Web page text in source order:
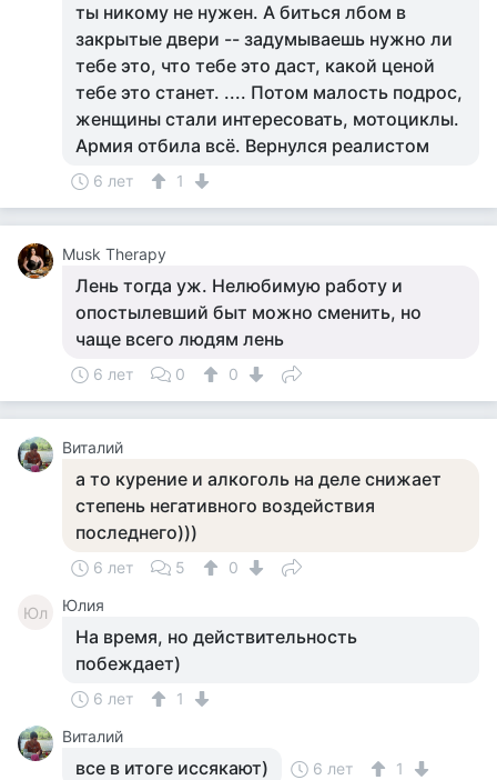
ты никому не нужен. А биться лбом в
закрытые двери -- задумываешь нужно ли
тебе это, что тебе это даст, какой ценой
тебе это станет. .... Потом малость подрос,
женщины стали интересовать, мотоциклы.
Армия отбила всё. Вернулся реалистом
6 лет 1
Musk Therapy
Лень тогда уж. Нелюбимую работу и
опостылевший быт можно сменить, но
чаще всего людям лень
6 лет 0 0
Виталий
а то курение и алкоголь на деле снижает
степень негативного воздействия
последнего)))
6 лет 5 0
Юл Юлия
На время, но действительность
побеждает)
6 лет
1
Виталий
все в итоге иссякают) 6 лет 1